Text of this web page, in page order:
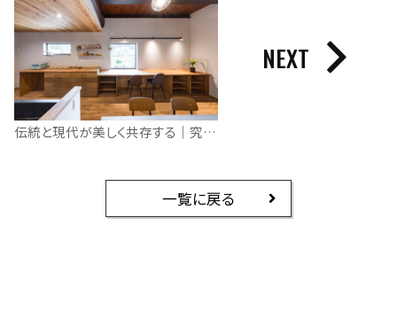
伝統と現代が美しく共存する｜究極の和モダン空間
NEXT
一覧に戻る